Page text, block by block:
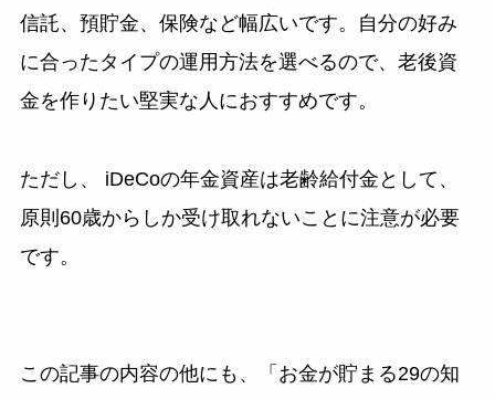
信託、預貯金、保険など幅広いです。自分の好み
に合ったタイプの運用方法を選べるので、老後資
金を作りたい堅実な人におすすめです。
ただし、 iDeCoの年金資産は老齢給付金として、
原則60歳からしか受け取れないことに注意が必要
です。
この記事の内容の他にも、
「お金が貯まる29の知